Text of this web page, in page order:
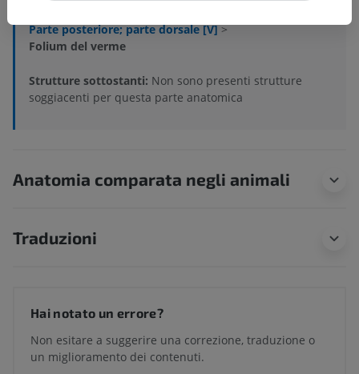
Parte posteriore; parte dorsale [V]>
Folium del verme
Strutture sottostanti: Non sono presenti strutture
soggiacenti per questa parte anatomica
Anatomia comparata negli animali
Traduzioni
Hai notato un errore?
Non esitare a suggerire una correzione, traduzione o
un miglioramento dei contenuti.